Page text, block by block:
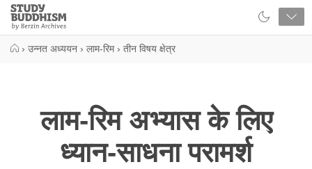
Close
Study
Buddhism
› उन्नत अध्ययन › लाम-रिम › तीन विषय क्षेत्र
लाम-रिम अभ्यास के लिए
ध्यान-साधना परामर्श